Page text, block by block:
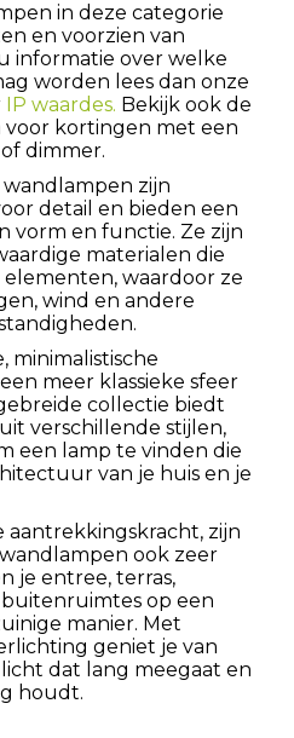
in deze categorie
en voorzien van
informatie over welke
worden lees dan onze
IP waardes. Bekijk ook de
kortingen met een
dimmer.
zijn
detail en bieden een
vorm en functie. Ze zijn
materialen die
waardoor ze
wind en andere
minimalistische
meer klassieke sfeer
collectie biedt
verschillende stijlen,
een lamp te vinden die
van je huis en je
aantrekkingskracht, zijn
ook zeer
je entree, terras,
op een
manier. Met
geniet je van
dat lang meegaat en
houdt.